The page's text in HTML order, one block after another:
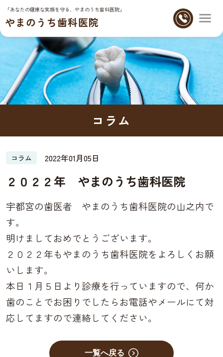
「あなたの健康な笑顔を守る、やまのうち歯科医院」
やまのうち歯科医院
コラム
コラム 2022年01月05日
２０２２年 やまのうち歯科医院
宇都宮の歯医者 やまのうち歯科医院の山之内で
す。
明けましておめでとうございます。
２０２２年もやまのうち歯科医院をよろしくお願
いします。
本日１月５日より診療を行っていますので、何か
歯のことでお困りでしたらお電話やメールにて対
応してますので連絡してください。
一覧へ戻る